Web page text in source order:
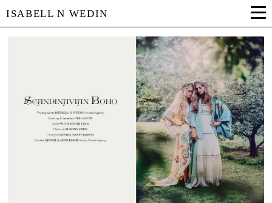
ISABELL N WEDIN